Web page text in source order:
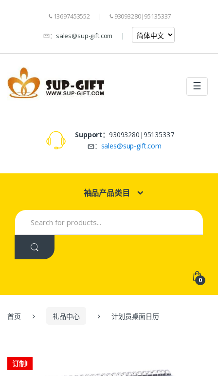
13697453552 93093280|95135337
： sales@sup-gift.com
☰
Support： 93093280|95135337
： sales@sup-gift.com
袖品产品类目
Search
for:
0
首页 礼品中心 计划员桌面日历
订制!